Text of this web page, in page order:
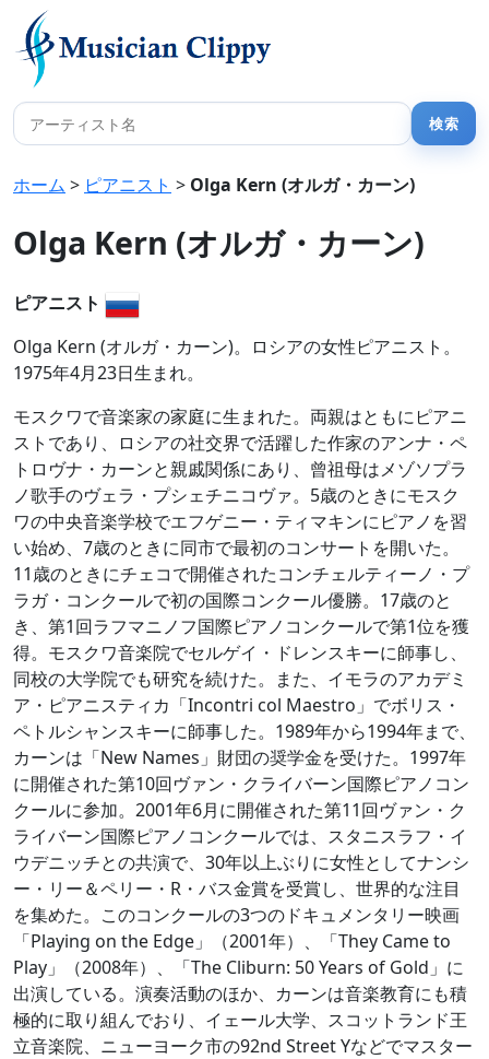
ホーム > ピアニスト > Olga Kern (オルガ・カーン)
Olga Kern (オルガ・カーン)
ピアニスト
Olga Kern (オルガ・カーン)。ロシアの女性ピアニスト。
1975年4月23日生まれ。
モスクワで音楽家の家庭に生まれた。両親はともにピアニ
ストであり、ロシアの社交界で活躍した作家のアンナ・ペ
トロヴナ・カーンと親戚関係にあり、曾祖母はメゾソプラ
ノ歌手のヴェラ・プシェチニコヴァ。5歳のときにモスク
ワの中央音楽学校でエフゲニー・ティマキンにピアノを習
い始め、7歳のときに同市で最初のコンサートを開いた。
11歳のときにチェコで開催されたコンチェルティーノ・プ
ラガ・コンクールで初の国際コンクール優勝。17歳のと
き、第1回ラフマニノフ国際ピアノコンクールで第1位を獲
得。モスクワ音楽院でセルゲイ・ドレンスキーに師事し、
同校の大学院でも研究を続けた。また、イモラのアカデミ
ア・ピアニスティカ「Incontri col Maestro」でボリス・
ペトルシャンスキーに師事した。1989年から1994年まで、
カーンは「New Names」財団の奨学金を受けた。1997年
に開催された第10回ヴァン・クライバーン国際ピアノコン
クールに参加。2001年6月に開催された第11回ヴァン・ク
ライバーン国際ピアノコンクールでは、スタニスラフ・イ
ウデニッチとの共演で、30年以上ぶりに女性としてナンシ
ー・リー＆ペリー・R・バス金賞を受賞し、世界的な注目
を集めた。このコンクールの3つのドキュメンタリー映画
「Playing on the Edge」（2001年）、「They Came to
Play」（2008年）、「The Cliburn: 50 Years of Gold」に
出演している。演奏活動のほか、カーンは音楽教育にも積
極的に取り組んでおり、イェール大学、スコットランド王
立音楽院、ニューヨーク市の92nd Street Yなどでマスター